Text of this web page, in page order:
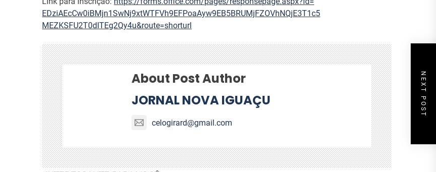
EDziAEcCw0iBMjn1SwNj9xtWTFVh9EFPoaAyw9EB5BRUMjFZOVhNQjE3T1c5
MEZKSFU2T0dITEg2Qy4u&route=shorturl
About Post Author
JORNAL NOVA IGUAÇU
celogirard@gmail.com
NEXT POST